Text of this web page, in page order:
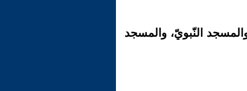
النّبويّ، والمسجد